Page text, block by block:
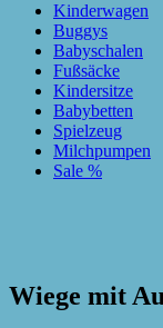
Kinderwagen
Buggys
Babyschalen
Fußsäcke
Kindersitze
Babybetten
Spielzeug
Milchpumpen
Sale %
Wiege mit